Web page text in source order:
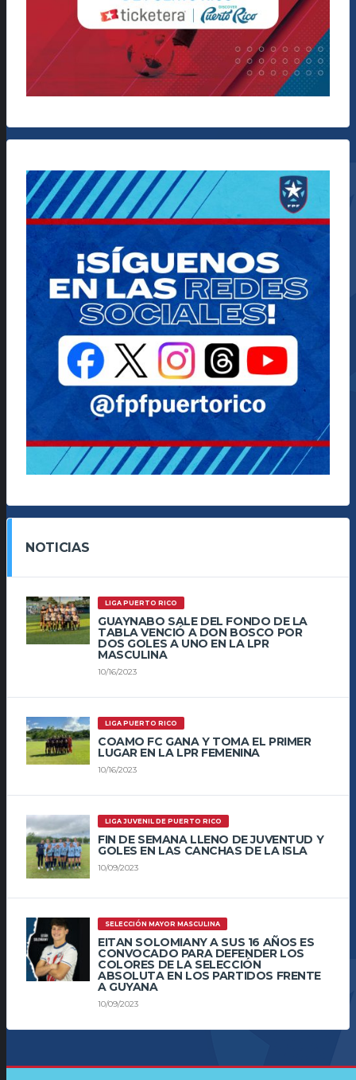
NOTICIAS
LIGA PUERTO RICO
GUAYNABO SALE DEL FONDO DE LA
TABLA VENCIÓ A DON BOSCO POR
DOS GOLES A UNO EN LA LPR
MASCULINA
10/16/2023
LIGA PUERTO RICO
COAMO FC GANA Y TOMA EL PRIMER
LUGAR EN LA LPR FEMENINA
10/16/2023
LIGA JUVENIL DE PUERTO RICO
FIN DE SEMANA LLENO DE JUVENTUD Y
GOLES EN LAS CANCHAS DE LA ISLA
10/09/2023
SELECCIÓN MAYOR MASCULINA
EITAN SOLOMIANY A SUS 16 AÑOS ES
CONVOCADO PARA DEFENDER LOS
COLORES DE LA SELECCIÓN
ABSOLUTA EN LOS PARTIDOS FRENTE
A GUYANA
10/09/2023